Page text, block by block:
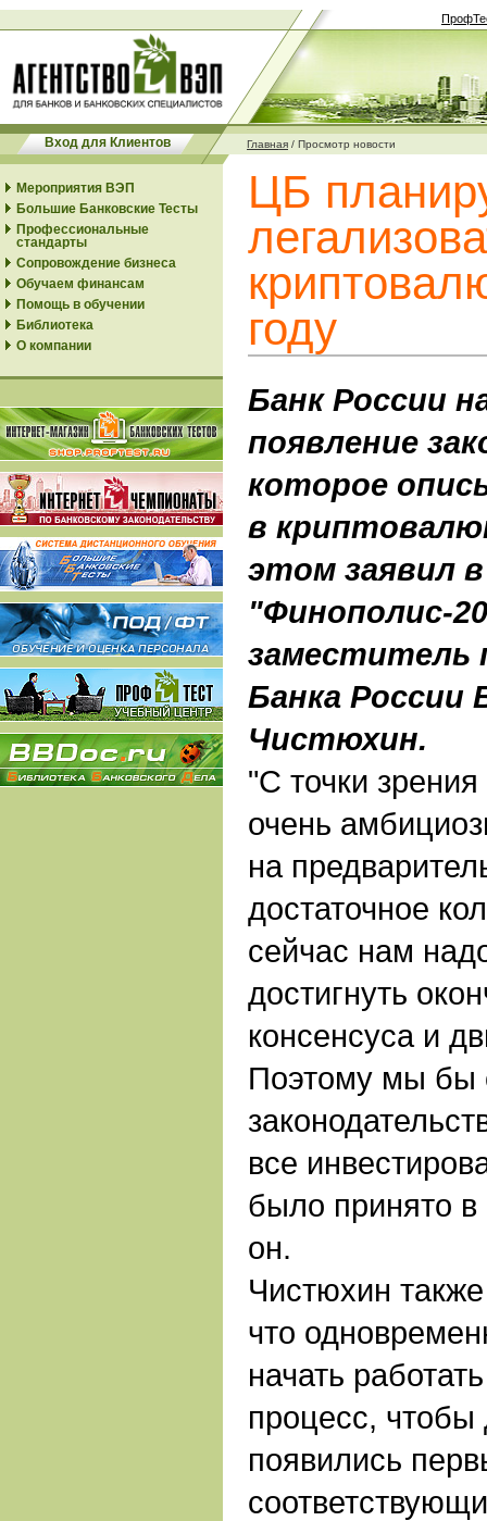
Вход для Клиентов Главная / Просмотр новости
Мероприятия ВЭП
Большие Банковские Тесты
Профессиональные
стандарты
Сопровождение бизнеса
Обучаем финансам
Помощь в обучении
Библиотека
О компании
ЦБ
году
Банк России
появление
которое
в
этом заявил
"Финополис-
заместитель
Банка России
Чистюхин.
"С точки
очень
на
достаточное
сейчас нам
достигнуть
консенсуса и
Поэтому мы бы
все
было принято в
он.
Чистюхин
что
начать
процесс, чтобы
появились